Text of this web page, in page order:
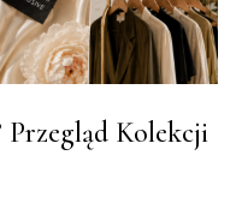
Przegląd Kolekcji